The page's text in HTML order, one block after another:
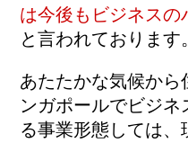
は今後もビジネスの
と言われております
あたたかな気候から
ンガポールでビジ
る事業形態しては、